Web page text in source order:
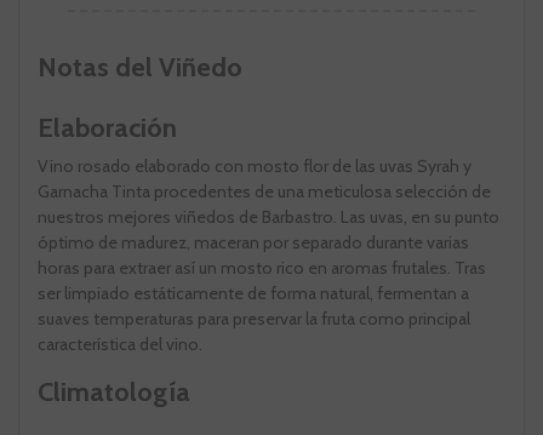
Notas del Viñedo
Elaboración
Vino rosado elaborado con mosto flor de las uvas Syrah y
Garnacha Tinta procedentes de una meticulosa selección de
nuestros mejores viñedos de Barbastro. Las uvas, en su punto
óptimo de madurez, maceran por separado durante varias
horas para extraer así un mosto rico en aromas frutales. Tras
ser limpiado estáticamente de forma natural, fermentan a
suaves temperaturas para preservar la fruta como principal
característica del vino.
Climatología